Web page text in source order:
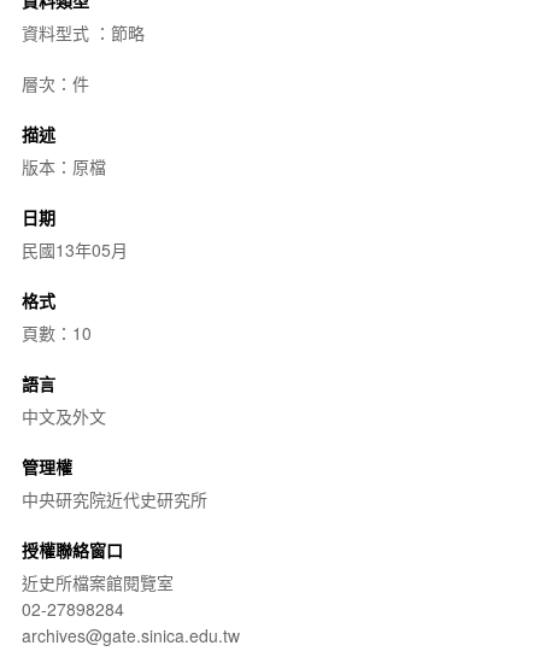
資料型式 ：節略
層次：件
描述
版本：原檔
日期
民國13年05月
格式
頁數：10
語言
中文及外文
管理權
中央研究院近代史研究所
授權聯絡窗口
近史所檔案館閱覽室
02-27898284
archives@gate.sinica.edu.tw